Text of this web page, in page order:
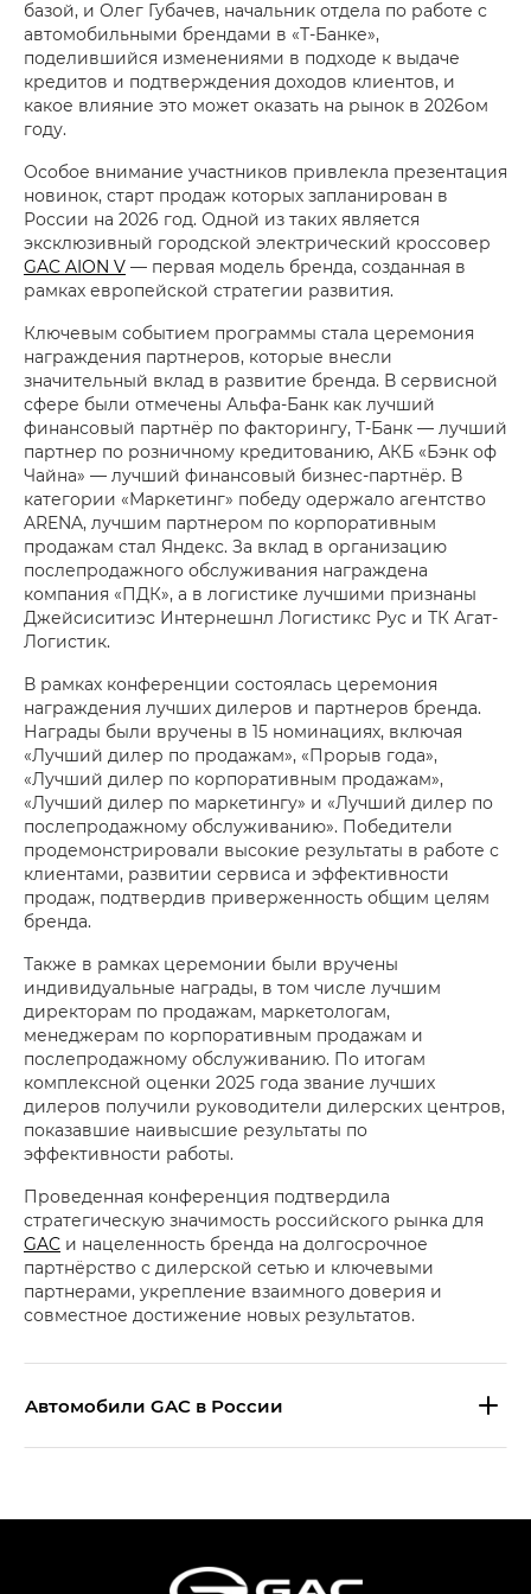
базой, и Олег Губачев, начальник отдела по работе с
автомобильными брендами в «Т-Банке»,
поделившийся изменениями в подходе к выдаче
кредитов и подтверждения доходов клиентов, и
какое влияние это может оказать на рынок в 2026ом
году.
Особое внимание участников привлекла презентация
новинок, старт продаж которых запланирован в
России на 2026 год. Одной из таких является
эксклюзивный городской электрический кроссовер
GAC AION V — первая модель бренда, созданная в
рамках европейской стратегии развития.
Ключевым событием программы стала церемония
награждения партнеров, которые внесли
значительный вклад в развитие бренда. В сервисной
сфере были отмечены Альфа-Банк как лучший
финансовый партнёр по факторингу, Т-Банк — лучший
партнер по розничному кредитованию, АКБ «Бэнк оф
Чайна» — лучший финансовый бизнес-партнёр. В
категории «Маркетинг» победу одержало агентство
ARENA, лучшим партнером по корпоративным
продажам стал Яндекс. За вклад в организацию
послепродажного обслуживания награждена
компания «ПДК», а в логистике лучшими признаны
Джейсиситиэс Интернешнл Логистикс Рус и ТК Агат-
Логистик.
В рамках конференции состоялась церемония
награждения лучших дилеров и партнеров бренда.
Награды были вручены в 15 номинациях, включая
«Лучший дилер по продажам», «Прорыв года»,
«Лучший дилер по корпоративным продажам»,
«Лучший дилер по маркетингу» и «Лучший дилер по
послепродажному обслуживанию». Победители
продемонстрировали высокие результаты в работе с
клиентами, развитии сервиса и эффективности
продаж, подтвердив приверженность общим целям
бренда.
Также в рамках церемонии были вручены
индивидуальные награды, в том числе лучшим
директорам по продажам, маркетологам,
менеджерам по корпоративным продажам и
послепродажному обслуживанию. По итогам
комплексной оценки 2025 года звание лучших
дилеров получили руководители дилерских центров,
показавшие наивысшие результаты по
эффективности работы.
Проведенная конференция подтвердила
стратегическую значимость российского рынка для
GAC и нацеленность бренда на долгосрочное
партнёрство с дилерской сетью и ключевыми
партнерами, укрепление взаимного доверия и
совместное достижение новых результатов.
Aвтомобили GAC в России
Эс Икс ПРЕМИУМ — SX PREMIUM
S7 — Эс 7 (S7) в комплектациях